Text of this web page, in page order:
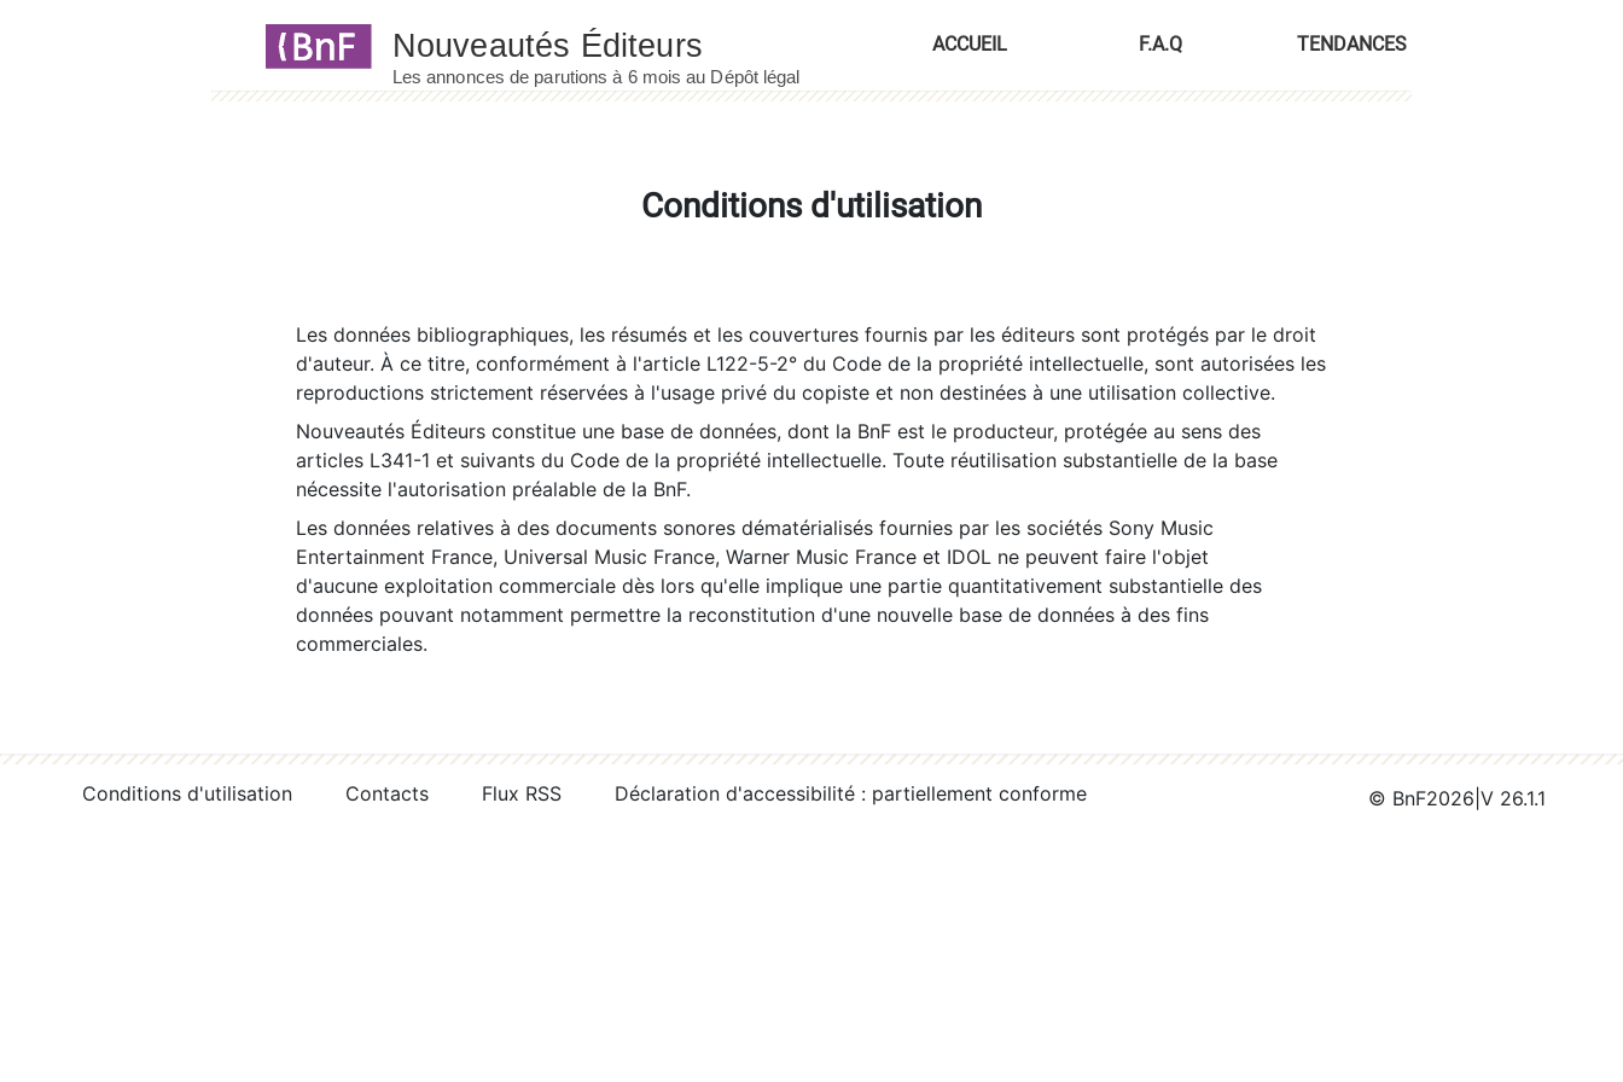
ACCUEIL F.A.Q TENDANCES
Conditions d'utilisation
Les données bibliographiques, les résumés et les couvertures fournis par les éditeurs sont protégés par le droit
d'auteur. À ce titre, conformément à l'article L122-5-2° du Code de la propriété intellectuelle, sont autorisées les
reproductions strictement réservées à l'usage privé du copiste et non destinées à une utilisation collective.
Nouveautés Éditeurs constitue une base de données, dont la BnF est le producteur, protégée au sens des
articles L341-1 et suivants du Code de la propriété intellectuelle. Toute réutilisation substantielle de la base
nécessite l'autorisation préalable de la BnF.
Les données relatives à des documents sonores dématérialisés fournies par les sociétés Sony Music
Entertainment France, Universal Music France, Warner Music France et IDOL ne peuvent faire l'objet
d'aucune exploitation commerciale dès lors qu'elle implique une partie quantitativement substantielle des
données pouvant notamment permettre la reconstitution d'une nouvelle base de données à des fins
commerciales.
Conditions d'utilisation Contacts Flux RSS Déclaration d'accessibilité : partiellement conforme © BnF2026 V 26.1.1